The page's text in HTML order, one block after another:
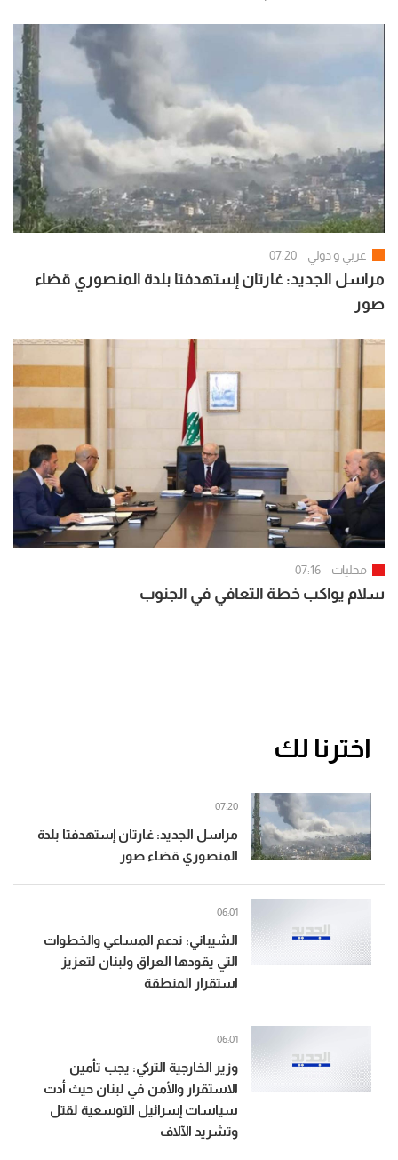
عربي و دولي 07:20
مراسل الجديد: غارتان إستهدفتا بلدة المنصوري قضاء
صور
محليات 07:16
سلام يواكب خطة التعافي في الجنوب
اخترنا لك
مراسل الجديد: غارتان إستهدفتا بلدة
المنصوري قضاء صور
07:20
الشيباني: ندعم المساعي والخطوات
التي يقودها العراق ولبنان لتعزيز
استقرار المنطقة
06:01
وزير الخارجية التركي: يجب تأمين
الاستقرار والأمن في لبنان حيث أدت
سياسات إسرائيل التوسعية لقتل
وتشريد الآلاف
06:01